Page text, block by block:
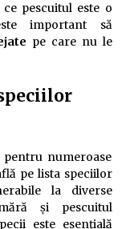
și Prognoze
pescuitul este o
important să
pe care nu le
numeroase
pe lista speciilor
la diverse
și pescuitul
este esențială